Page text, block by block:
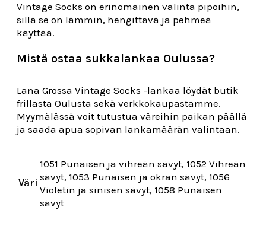
Vintage Socks on erinomainen valinta pipoihin,
sillä se on lämmin, hengittävä ja pehmeä
käyttää.
Mistä ostaa sukkalankaa Oulussa?
Lana Grossa Vintage Socks -lankaa löydät butik
frillasta Oulusta sekä verkkokaupastamme.
Myymälässä voit tutustua väreihin paikan päällä
ja saada apua sopivan lankamäärän valintaan.
Väri
1051 Punaisen ja vihreän sävyt, 1052 Vihreän
sävyt, 1053 Punaisen ja okran sävyt, 1056
Violetin ja sinisen sävyt, 1058 Punaisen
sävyt